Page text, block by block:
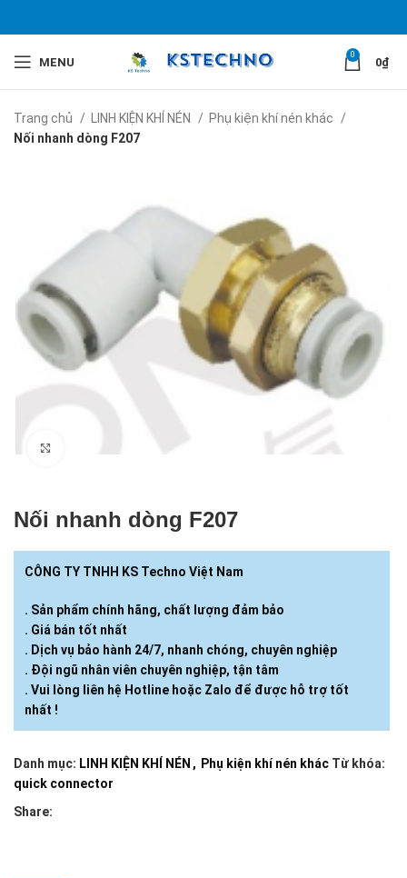
MENU
0
0₫
Trang chủ LINH KIỆN KHÍ NÉN
Phụ kiện khí nén khác
Nối nhanh dòng F207
Nối nhanh dòng F207
CÔNG TY TNHH KS Techno Việt Nam
. Sản phẩm chính hãng, chất lượng đảm bảo
. Giá bán tốt nhất
. Dịch vụ bảo hành 24/7, nhanh chóng, chuyên nghiệp
. Đội ngũ nhân viên chuyên nghiệp, tận tâm
. Vui lòng liên hệ Hotline hoặc Zalo để được hỗ trợ tốt
nhất !
Danh mục: LINH KIỆN KHÍ NÉN , Phụ kiện khí nén khác Từ khóa:
quick connector
Share: